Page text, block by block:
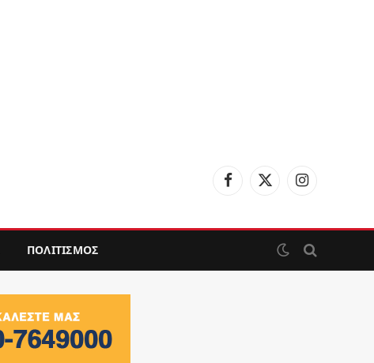
Facebook
X
Instagram
ΠΟΛΙΤΙΣΜΟΣ